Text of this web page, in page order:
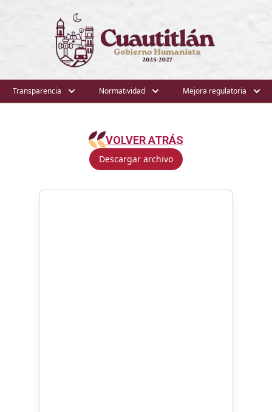
Transparencia Normatividad Mejora regulatoria
VOLVER ATRÁS
Descargar archivo